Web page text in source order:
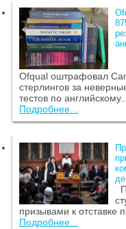
Ofqual оштрафовал
стерлингов за
тестов по
Подробнее...
призывами к отставке
Подробнее...